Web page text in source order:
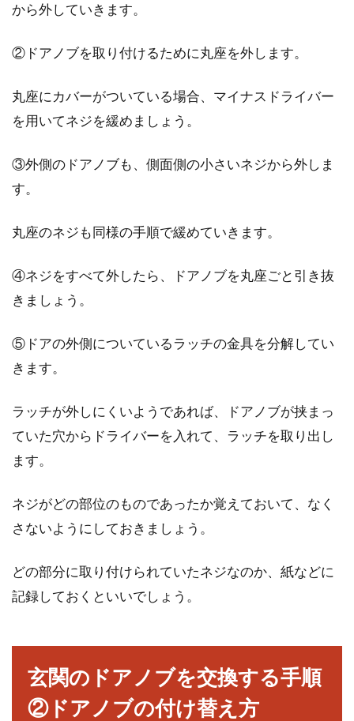
から外していきます。
②ドアノブを取り付けるために丸座を外します。
丸座にカバーがついている場合、マイナスドライバー
を用いてネジを緩めましょう。
③外側のドアノブも、側面側の小さいネジから外しま
す。
丸座のネジも同様の手順で緩めていきます。
④ネジをすべて外したら、ドアノブを丸座ごと引き抜
きましょう。
⑤ドアの外側についているラッチの金具を分解してい
きます。
ラッチが外しにくいようであれば、ドアノブが挟まっ
ていた穴からドライバーを入れて、ラッチを取り出し
ます。
ネジがどの部位のものであったか覚えておいて、なく
さないようにしておきましょう。
どの部分に取り付けられていたネジなのか、紙などに
記録しておくといいでしょう。
玄関のドアノブを交換する手順
②ドアノブの付け替え方